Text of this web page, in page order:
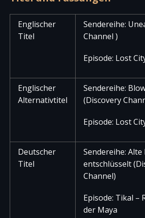
Englischer
Titel
Sendereihe:
Channel )
Episode: Lost
Englischer
Alternativtitel
Sendereihe:
(Discovery
Episode: Lost
Deutscher
Titel
Sendereihe:
entschlüsselt
Channel)
Episode: Tikal –
der Maya